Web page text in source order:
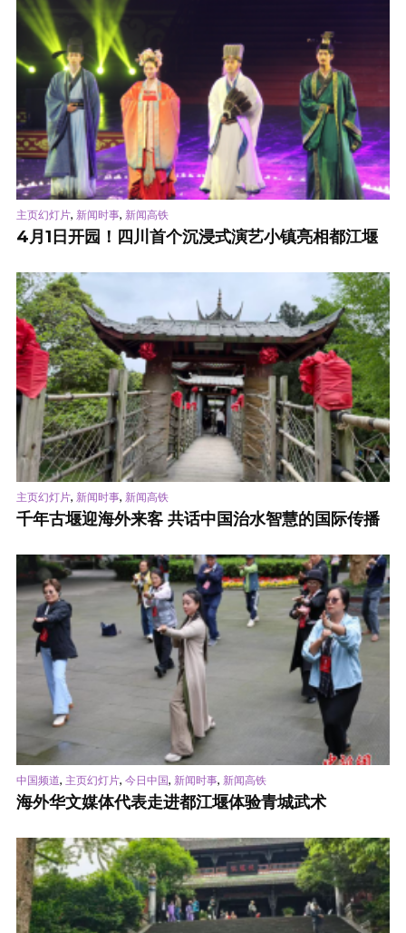
主页幻灯片, 新闻时事, 新闻高铁
4月1日开园！四川首个沉浸式演艺小镇亮相都江堰
主页幻灯片, 新闻时事, 新闻高铁
千年古堰迎海外来客 共话中国治水智慧的国际传播
中国频道, 主页幻灯片, 今日中国, 新闻时事, 新闻高铁
海外华文媒体代表走进都江堰体验青城武术